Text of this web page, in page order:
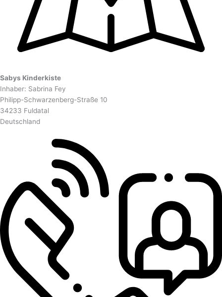
Sabys Kinderkiste
Inhaber: Sabrina Fey
Philipp-Schwarzenberg-Straße 10
34233 Fuldatal
Deutschland